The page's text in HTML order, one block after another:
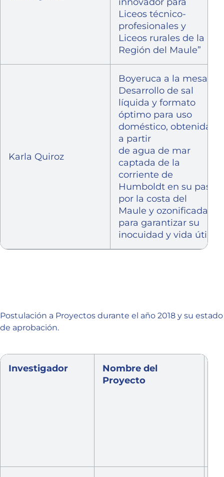
Liceos técnico-
profesionales y
Liceos rurales de la
Región del Maule”
Karla Quiroz
Boyeruca a la mesa-
Desarrollo de sal
líquida y formato
óptimo para uso
doméstico, obtenida
a partir
de agua de mar
captada de la
corriente de
Humboldt en su paso
por la costa del
Maule y ozonificada
para garantizar su
inocuidad y vida útil.
Postulación a Proyectos durante el año 2018 y su estado
de aprobación.
Investigador
Nombre del
Proyecto